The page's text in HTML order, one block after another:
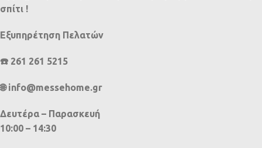
σπίτι !
Εξυπηρέτηση Πελατών
☎️ 261 261 5215
🌐 info@messehome.gr
Δευτέρα – Παρασκευή
10:00 – 14:30